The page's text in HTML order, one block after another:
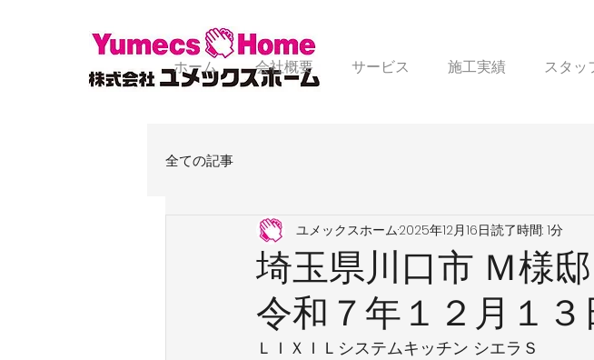
ホーム 会社概要 サービス 施工実績 スタッ
全ての記事
埼玉県川口市 Ｍ様
令和７年１２月１３
ユメックスホーム2025年12月16日読了時間: 1分
ＬＩＸＩＬシステムキッチン シエラＳ